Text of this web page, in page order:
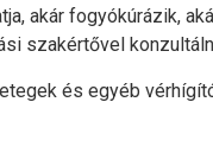
akár fogyókúrázik,
szakértővel
és egyéb